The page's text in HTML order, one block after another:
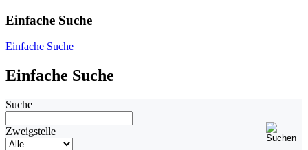
Einfache Suche
Einfache Suche
Einfache Suche
Suche
Zweigstelle